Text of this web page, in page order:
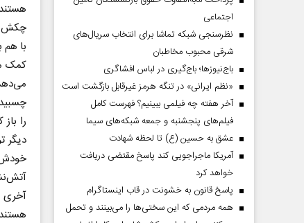
چکش
با
کمک
را
دیگر
خودش
آخری
اجتماعی
نظرسنجی شبکه تماشا برای انتخاب سریال‌های
شرقی محبوب مخاطبان
باج‌نیوزها؛ باج‌گیری در لباس افشاگری
«نظم ایرانی» در تنگه هرمز غیرقابل بازگشت است
آخر هفته چه فیلمی ببینیم؟ فهرست کامل
فیلم‌های پنجشنبه و جمعه شبکه‌های سیما
عشق به حسین (ع) تا لحظه شهادت
آمریکا ماجراجویی کند پاسخ مقتضی دریافت
خواهد کرد
پاسخ قانون به خشونت در قاب اینستاگرام
همه مردمی که این سختی‌ها را می‌بینند و تحمل
صفحات نخست‌روزنامه ها‌ی پنجشنبه‌۸ مردادماه